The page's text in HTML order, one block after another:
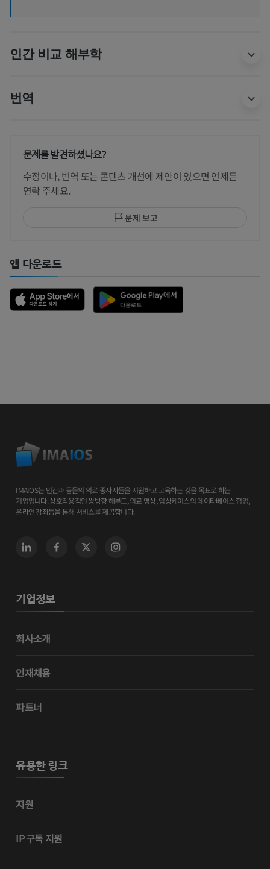
인간 비교 해부학
번역
문제를 발견하셨나요?
수정이나, 번역 또는 콘텐츠 개선에 제안이 있으면 언제든
연락 주세요.
문제 보고
앱 다운로드
IMAIOS는 인간과 동물의 의료 종사자들을 지원하고 교육하는 것을 목표로 하는
기업입니다. 상호작용적인 쌍방향 해부도, 의료 영상, 임상케이스의 데이타베이스 협업,
온라인 강좌등을 통해 서비스를 제공합니다.
기업정보
회사소개
인재채용
파트너
유용한 링크
지원
IP 구독 지원